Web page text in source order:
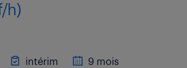
h)
intérim
9 mois